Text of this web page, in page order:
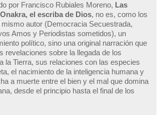
por Francisco Rubiales Moreno, Las
el escriba de Dios, no es, como los
autor (Democracia Secuestrada,
Amos y Periodistas sometidos), un
político, sino una original narración que
revelaciones sobre la llegada de los
la Tierra, sus relaciones con las especies
el nacimiento de la inteligencia humana y
a muerte entre el bien y el mal que domina
desde el principio hasta el final de los